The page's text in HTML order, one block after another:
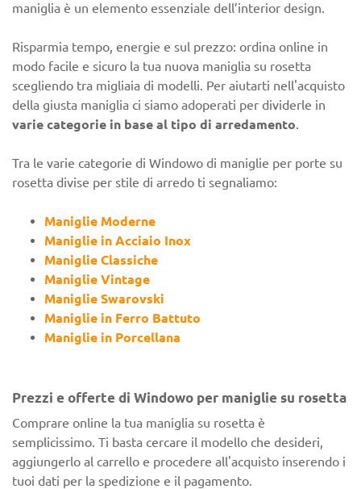
maniglia è un elemento essenziale dell’interior design.
Risparmia tempo, energie e sul prezzo: ordina online in
modo facile e sicuro la tua nuova maniglia su rosetta
scegliendo tra migliaia di modelli. Per aiutarti nell'acquisto
della giusta maniglia ci siamo adoperati per dividerle in
varie categorie in base al tipo di arredamento.
Tra le varie categorie di Windowo di maniglie per porte su
rosetta divise per stile di arredo ti segnaliamo:
Maniglie Moderne
Maniglie in Acciaio Inox
Maniglie Classiche
Maniglie Vintage
Maniglie Swarovski
Maniglie in Ferro Battuto
Maniglie in Porcellana
Prezzi e offerte di Windowo per maniglie su rosetta
Comprare online la tua maniglia su rosetta è
semplicissimo. Ti basta cercare il modello che desideri,
aggiungerlo al carrello e procedere all'acquisto inserendo i
tuoi dati per la spedizione e il pagamento.